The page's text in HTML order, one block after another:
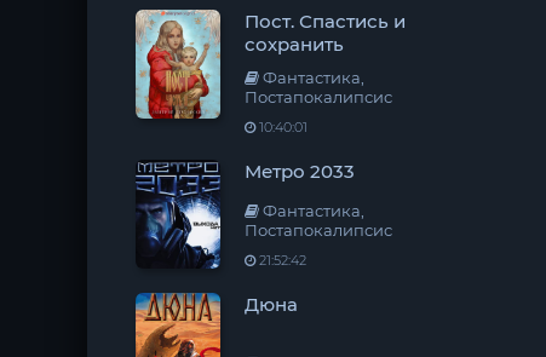
Пост. Спастись и
сохранить
Фантастика,
Постапокалипсис
10:40:01
Метро 2033
Фантастика,
Постапокалипсис
21:52:42
Дюна